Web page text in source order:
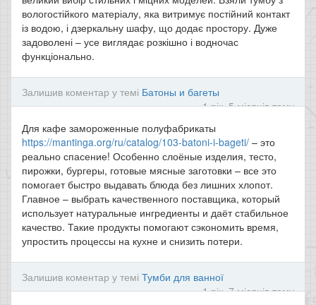
вологостійкого матеріалу, яка витримує постійний контакт
із водою, і дзеркальну шафу, що додає простору. Дуже
задоволені – усе виглядає розкішно і водночас
функціонально.
Залишив коментар у темі Батоны и багеты
1 рік, 5 місяців тому
Для кафе замороженные полуфабрикаты
https://mantinga.org/ru/catalog/103-batoni-i-bageti/ – это
реально спасение! Особенно слоёные изделия, тесто,
пирожки, бургеры, готовые мясные заготовки – все это
помогает быстро выдавать блюда без лишних хлопот.
Главное – выбрать качественного поставщика, который
использует натуральные ингредиенты и даёт стабильное
качество. Такие продукты помогают сэкономить время,
упростить процессы на кухне и снизить потери.
Залишив коментар у темі Тумби для ванної
1 рік, 7 місяців тому